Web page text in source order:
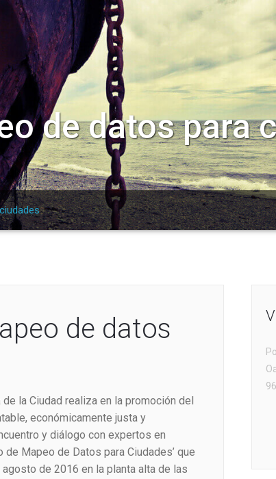
de datos para
de datos
la Ciudad realiza en la promoción del
económicamente justa y
y diálogo con expertos en
de Mapeo de Datos para Ciudades’ que
de 2016 en la planta alta de las